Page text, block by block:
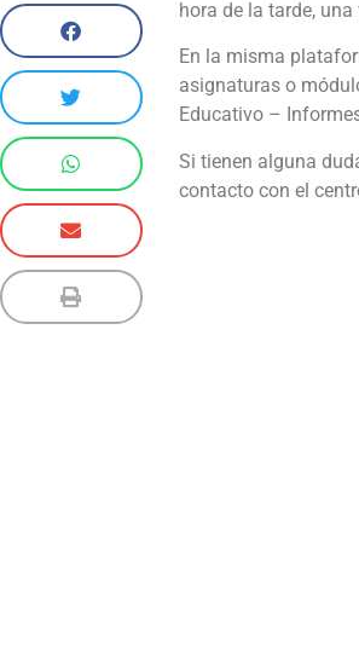
hora de la tarde,
En la misma
asignaturas o
Educativo –
Si tienen alguna
contacto con el